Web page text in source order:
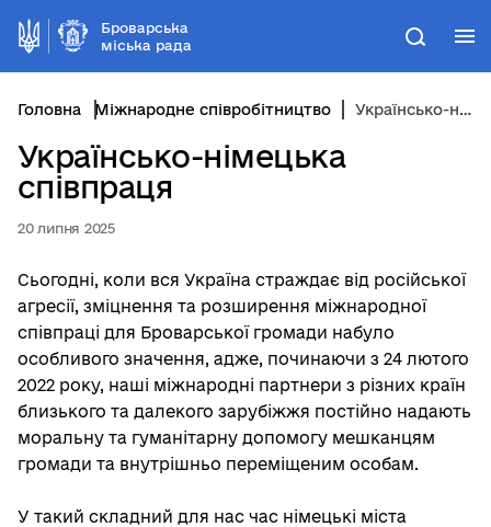
Броварська
міська рада
Пошук
Головна Міжнародне співробітництво Українсько-німецька співпраця
Українсько-німецька
співпраця
20 липня 2025
Сьогодні, коли вся Україна страждає від російської
агресії, зміцнення та розширення міжнародної
співпраці для Броварської громади набуло
особливого значення, адже, починаючи з 24 лютого
2022 року, наші міжнародні партнери з різних країн
близького та далекого зарубіжжя постійно надають
моральну та гуманітарну допомогу мешканцям
громади та внутрішньо переміщеним особам.
У такий складний для нас час німецькі міста